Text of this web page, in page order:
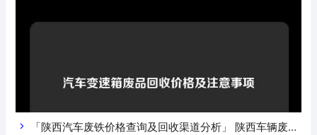
「陕西汽车废铁价格查询及回收渠道分析」 陕西车辆废铁